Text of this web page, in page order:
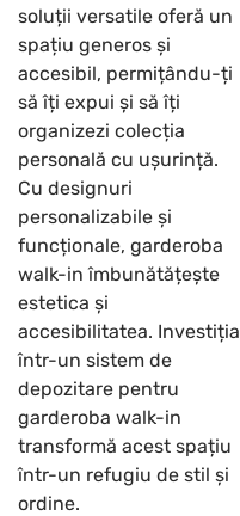
soluții versatile oferă un
spațiu generos și
accesibil, permițându-ți
să îți expui și să îți
organizezi colecția
personală cu ușurință.
Cu designuri
personalizabile și
funcționale, garderoba
walk-in îmbunătățește
estetica și
accesibilitatea. Investiția
într-un sistem de
depozitare pentru
garderoba walk-in
transformă acest spațiu
într-un refugiu de stil și
ordine.